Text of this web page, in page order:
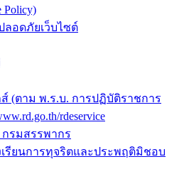
อดภัยเว็บไซต์
(ตาม พ.ร.บ. การปฏิบัติราชการ
rdeservice
กรมสรรพากร
เรียนการทุจริตและประพฤติมิชอบ